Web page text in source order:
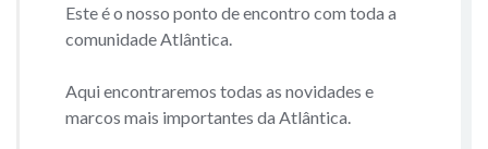
Este é o nosso ponto de encontro com toda a
comunidade Atlântica.
Aqui encontraremos todas as novidades e
marcos mais importantes da Atlântica.